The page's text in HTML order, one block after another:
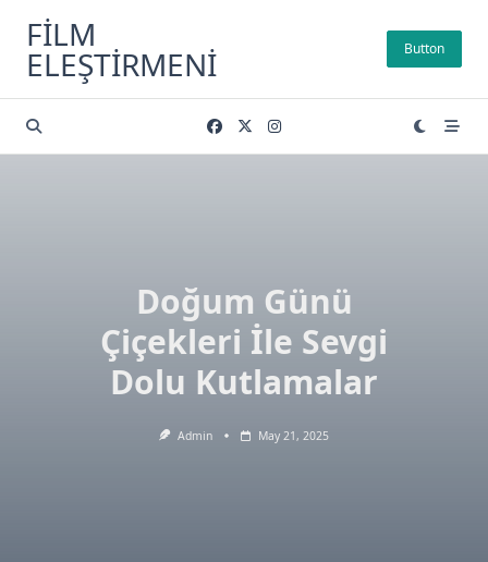
content
FILM
ELEŞTIRMENI Button
Doğum Günü
Çiçekleri İle Sevgi
Dolu Kutlamalar
Admin May 21, 2025